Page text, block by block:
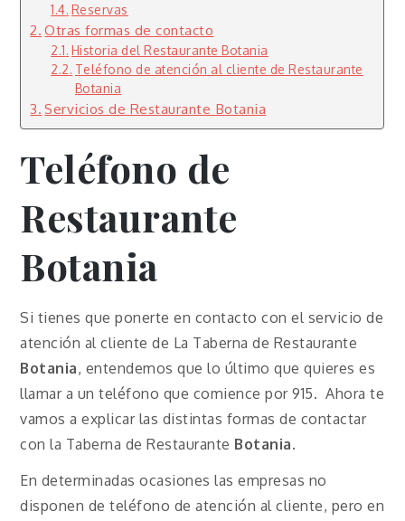
Reservas
Otras formas de contacto
Historia del Restaurante Botania
Teléfono de atención al cliente de Restaurante
Botania
Servicios de Restaurante Botania
Teléfono de
Restaurante
Botania
Si tienes que ponerte en contacto con el servicio de
atención al cliente de La Taberna de Restaurante
Botania, entendemos que lo último que quieres es
llamar a un teléfono que comience por 915. Ahora te
vamos a explicar las distintas formas de contactar
con la Taberna de Restaurante Botania.
En determinadas ocasiones las empresas no
disponen de teléfono de atención al cliente, pero en